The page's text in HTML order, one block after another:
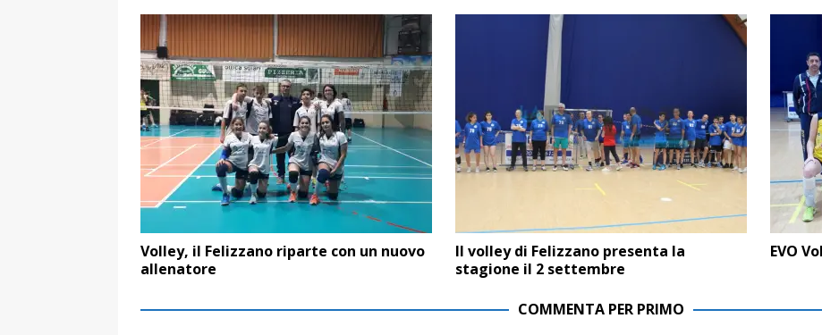
Volley, il Felizzano riparte con un nuovo
allenatore
Il volley di Felizzano presenta la
stagione il 2 settembre
EVO
COMMENTA PER PRIMO